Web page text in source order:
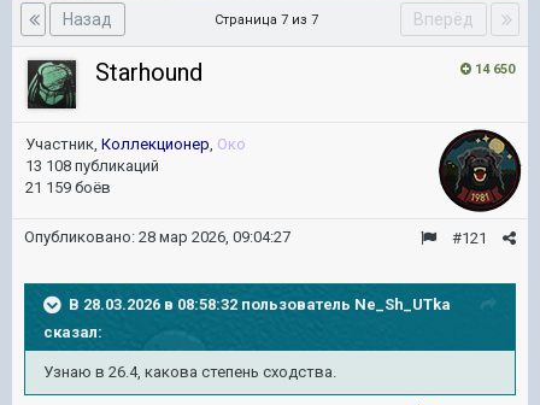
Назад Вперёд
Страница 7 из 7
14 650
Starhound
Участник, Коллекционер, Око
13 108 публикаций
21 159 боёв
#121
Опубликовано: 28 мар 2026, 09:04:27
В 28.03.2026 в 08:58:32 пользователь Ne_Sh_UTka
сказал:
Узнаю в 26.4, какова степень сходства.